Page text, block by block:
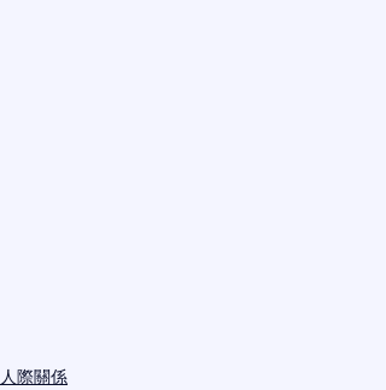
人際關係